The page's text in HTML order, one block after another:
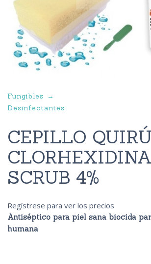
Fungibles
Desinfectantes
CEPILLO
CLORHEXIDINA
SCRUB 4%
Regístrese para ver los precios
Antiséptico para piel sana biocida
humana